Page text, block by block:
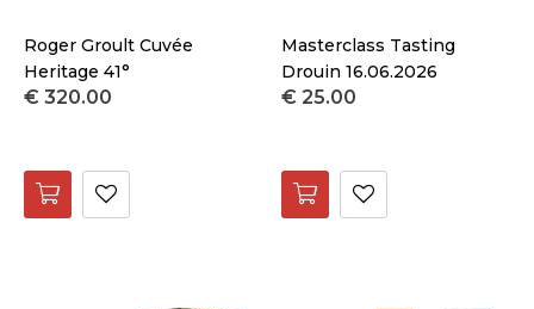
Roger Groult Cuvée
Heritage 41°
€ 320.00
Masterclass Tasting
Drouin 16.06.2026
€ 25.00